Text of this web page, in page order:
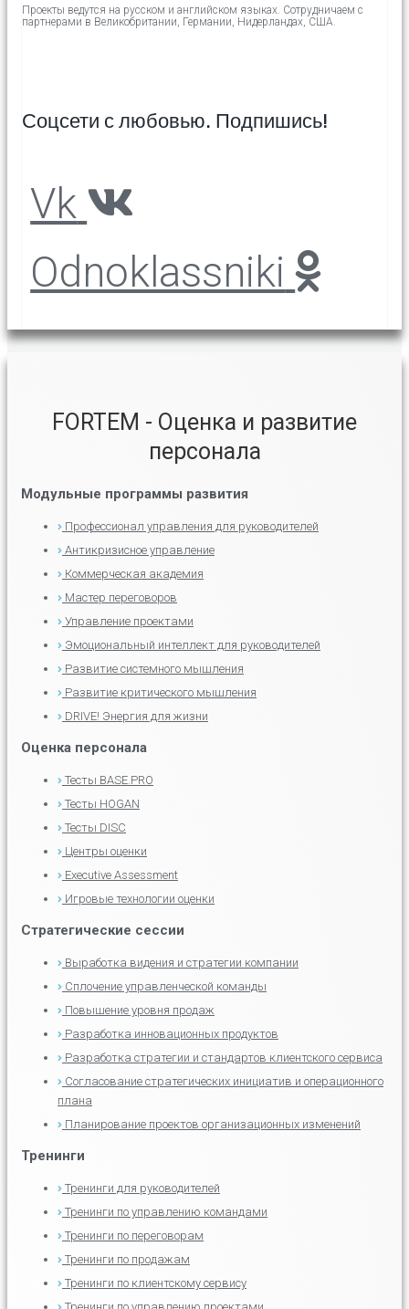
Проекты ведутся на русском и английском языках. Сотрудничаем с
партнерами в Великобритании, Германии, Нидерландах, США.
Соцсети с любовью. Подпишись!
Vk
Odnoklassniki
FORTEM - Оценка и развитие
персонала
Модульные программы развития
Профессионал управления для руководителей
Антикризисное управление
Коммерческая академия
Мастер переговоров
Управление проектами
Эмоциональный интеллект для руководителей
Развитие системного мышления
Развитие критического мышления
DRIVE! Энергия для жизни
Оценка персонала
Тесты BASE.PRO
Тесты HOGAN
Тесты DISC
Центры оценки
Executive Assessment
Игровые технологии оценки
Стратегические сессии
Выработка видения и стратегии компании
Сплочение управленческой команды
Повышение уровня продаж
Разработка инновационных продуктов
Разработка стратегии и стандартов клиентского сервиса
Согласование стратегических инициатив и операционного
плана
Планирование проектов организационных изменений
Тренинги
Тренинги для руководителей
Тренинги по управлению командами
Тренинги по переговорам
Тренинги по продажам
Тренинги по клиентскому сервису